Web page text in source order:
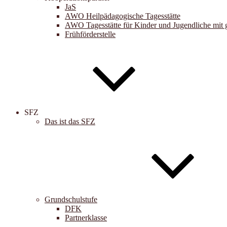
JaS
AWO Heilpädagogische Tagesstätte
AWO Tagesstätte für Kinder und Jugendliche mit
Frühförderstelle
SFZ
Das ist das SFZ
Grundschulstufe
DFK
Partnerklasse